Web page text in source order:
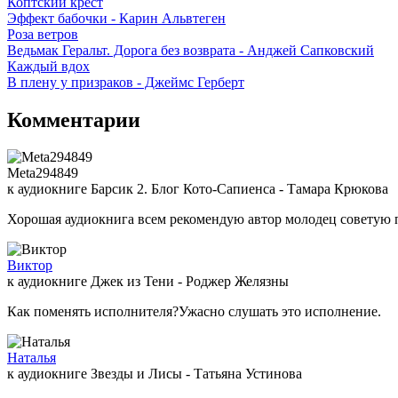
Эффект бабочки - Карин Альвтеген
Роза ветров
Ведьмак Геральт. Дорога без возврата - Анджей Сапковский
Каждый вдох
В плену у призраков - Джеймс Герберт
Комментарии
Meta294849
к аудиокниге Барсик 2. Блог Кото-Сапиенса - Тамара Крюкова
Хорошая аудиокнига всем рекомендую автор молодец советую
Виктор
к аудиокниге Джек из Тени - Роджер Желязны
Как поменять исполнителя?Ужасно слушать это исполнение.
Наталья
к аудиокниге Звезды и Лисы - Татьяна Устинова